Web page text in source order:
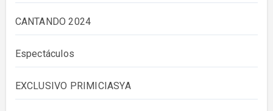
CANTANDO 2024
Espectáculos
EXCLUSIVO PRIMICIASYA